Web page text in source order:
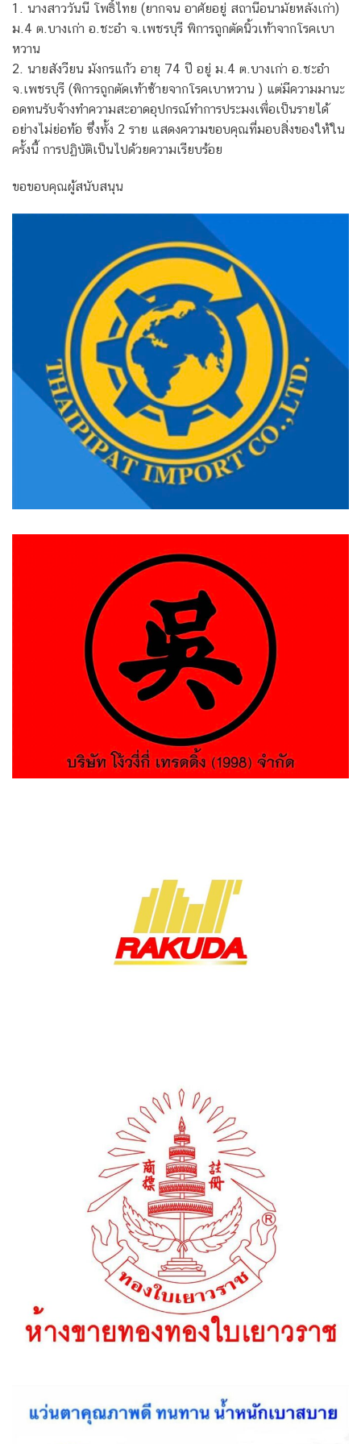
1. นางสาววันนี โพธิ์ไทย (ยากจน อาศัยอยู่ สถานีอนามัยหลังเก่า)
ม.4 ต.บางเก่า อ.ชะอำ จ.เพชรบุรี พิการถูกตัดนิ้วเท้าจากโรคเบา
หวาน
2. นายสังวียน มังกรแก้ว อายุ 74 ปี อยู่ ม.4 ต.บางเก่า อ.ชะอำ
จ.เพชรบุรี (พิการถูกตัดเท้าซ้ายจากโรคเบาหวาน ) แต่มีความมานะ
อดทนรับจ้างทำความสะอาดอุปกรณ์ทำการประมงเพื่อเป็นรายได้
อย่างไม่ย่อท้อ ซึ่งทั้ง 2 ราย แสดงความขอบคุณที่มอบสิ่งของให้ใน
ครั้งนี้ การปฏิบัติเป็นไปด้วยความเรียบร้อย
ขอขอบคุณผู้สนับสนุน